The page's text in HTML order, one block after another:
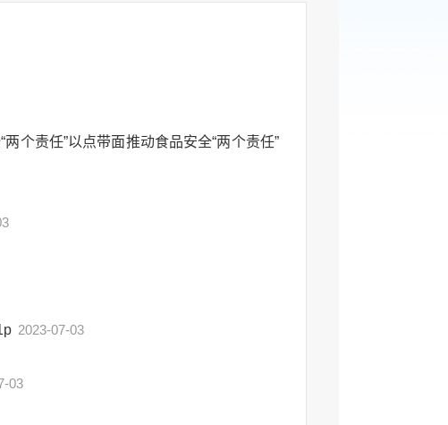
个责任”以点带面推动食品安全“两个责任”
2023-07-03
03